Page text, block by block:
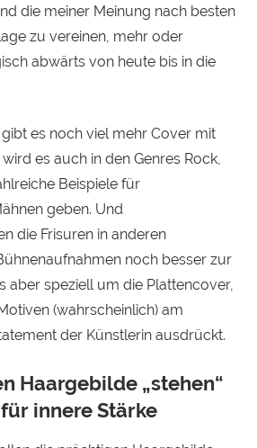
die meiner Meinung nach besten
zu vereinen, mehr oder
abwärts von heute bis in die
es noch viel mehr Cover mit
es auch in den Genres Rock,
Beispiele für
geben. Und
die Frisuren in anderen
noch besser zur
aber speziell um die Plattencover,
(wahrscheinlich) am
der Künstlerin ausdrückt.
Haargebilde „stehen“
innere Stärke